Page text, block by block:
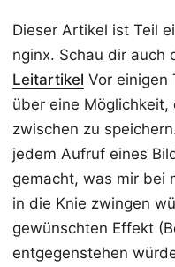
Dieser Artikel ist Teil
nginx. Schau dir auch
Leitartikel Vor einigen
über eine Möglichkeit,
zwischen zu
jedem Aufruf eines
gemacht, was mir bei
in die Knie zwingen
gewünschten Effekt
entgegenstehen